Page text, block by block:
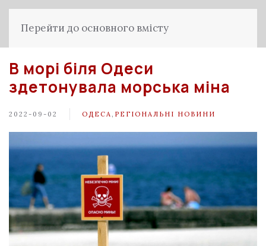
Перейти до основного вмісту
В морі біля Одеси
здетонувала морська міна
2022-09-02 ОДЕСА РЕГІОНАЛЬНІ НОВИНИ